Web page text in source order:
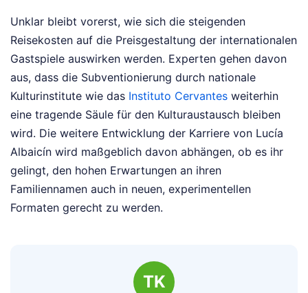
Unklar bleibt vorerst, wie sich die steigenden
Reisekosten auf die Preisgestaltung der internationalen
Gastspiele auswirken werden. Experten gehen davon
aus, dass die Subventionierung durch nationale
Kulturinstitute wie das Instituto Cervantes weiterhin
eine tragende Säule für den Kulturaustausch bleiben
wird. Die weitere Entwicklung der Karriere von Lucía
Albaicín wird maßgeblich davon abhängen, ob es ihr
gelingt, den hohen Erwartungen an ihren
Familiennamen auch in neuen, experimentellen
Formaten gerecht zu werden.
TK